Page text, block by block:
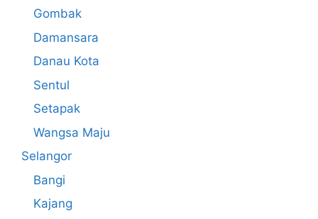
Gombak
Damansara
Danau Kota
Sentul
Setapak
Wangsa Maju
Selangor
Bangi
Kajang